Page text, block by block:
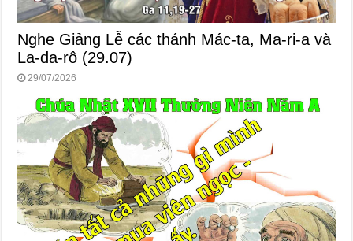
Nghe Giảng Lễ các thánh Mác-ta, Ma-ri-a và
La-da-rô (29.07)
29/07/2026